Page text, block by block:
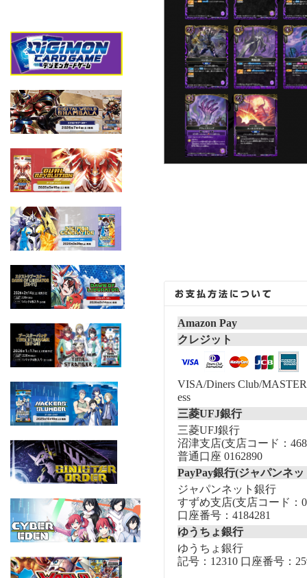
Amazon Pay
クレジット
VISA/Diners Club/
ess
三菱UFJ銀行
三菱UFJ銀行
沼津支店(支店コード：
普通口座 0162890
PayPay銀行(ジャパンネ
ジャパンネット銀行
すずめ支店(支店コード：
口座番号：4184281
ゆうちょ銀行
ゆうちょ銀行
記号：12310 口座番号：